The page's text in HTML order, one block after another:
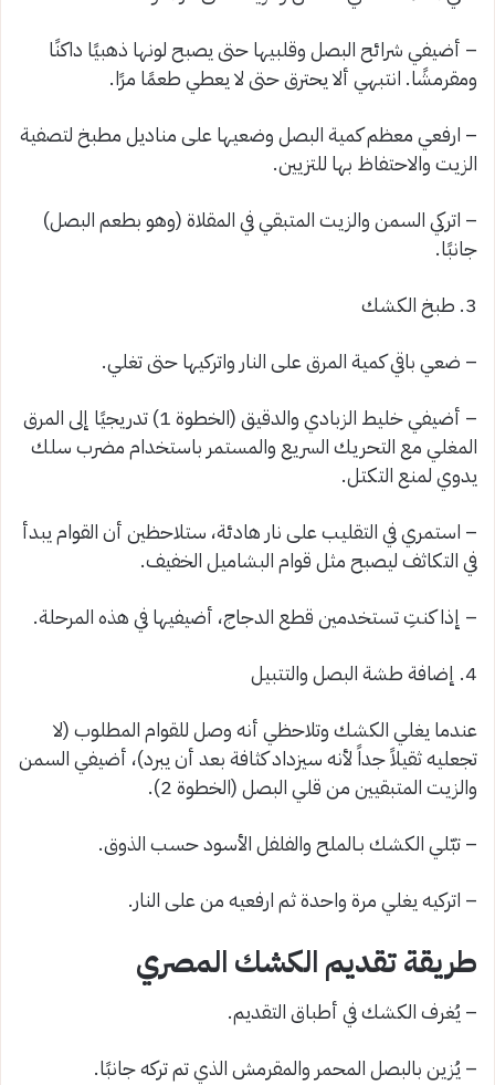
– أضيفي شرائح البصل وقلبيها حتى يصبح لونها ذهبيًا داكنًا
ومقرمشًا. انتبهي ألا يحترق حتى لا يعطي طعمًا مرًا.
– ارفعي معظم كمية البصل وضعيها على مناديل مطبخ لتصفية
الزيت والاحتفاظ بها للتزيين.
– اتركي السمن والزيت المتبقي في المقلاة (وهو بطعم البصل)
جانبًا.
3. طبخ الكشك
– ضعي باقي كمية المرق على النار واتركيها حتى تغلي.
– أضيفي خليط الزبادي والدقيق (الخطوة 1) تدريجيًا إلى المرق
المغلي مع التحريك السريع والمستمر باستخدام مضرب سلك
يدوي لمنع التكتل.
– استمري في التقليب على نار هادئة، ستلاحظين أن القوام يبدأ
في التكاثف ليصبح مثل قوام البشاميل الخفيف.
– إذا كنتِ تستخدمين قطع الدجاج، أضيفيها في هذه المرحلة.
4. إضافة طشة البصل والتتبيل
عندما يغلي الكشك وتلاحظي أنه وصل للقوام المطلوب (لا
تجعليه ثقيلاً جداً لأنه سيزداد كثافة بعد أن يبرد)، أضيفي السمن
والزيت المتبقيين من قلي البصل (الخطوة 2).
– تبّلي الكشك بـالملح والفلفل الأسود حسب الذوق.
– اتركيه يغلي مرة واحدة ثم ارفعيه من على النار.
طريقة تقديم الكشك المصري
– يُغرف الكشك في أطباق التقديم.
– يُزين بالبصل المحمر والمقرمش الذي تم تركه جانبًا.